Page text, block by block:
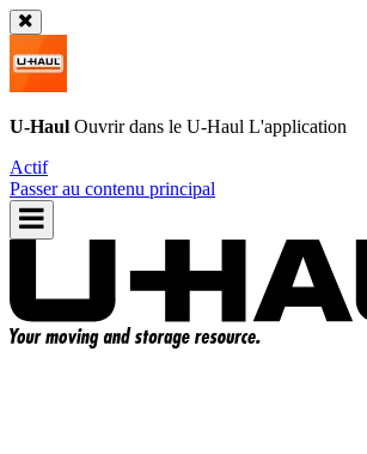
U-Haul Ouvrir dans le U-Haul L'application
Actif
Passer au contenu principal